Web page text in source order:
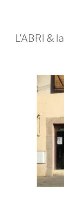
L'ABRI &